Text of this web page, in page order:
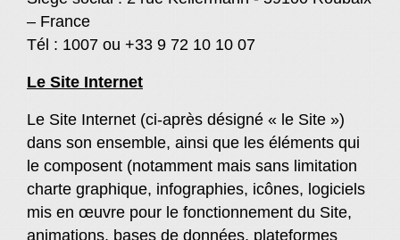
– France
Tél : 1007 ou +33 9 72 10 10 07
Le Site Internet
Le Site Internet (ci-après désigné « le Site »)
dans son ensemble, ainsi que les éléments qui
le composent (notamment mais sans limitation
charte graphique, infographies, icônes, logiciels
mis en œuvre pour le fonctionnement du Site,
animations, bases de données, plateformes